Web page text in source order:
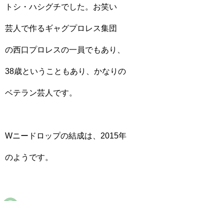
トシ・ハシグチでした。お笑い
芸人で作るギャグプロレス集団
の西口プロレスの一員でもあり、
38歳ということもあり、かなりの
ベテラン芸人です。
Wニードロップの結成は、2015年
のようです。